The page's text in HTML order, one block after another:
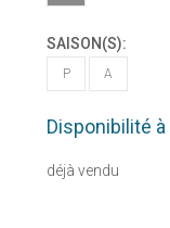
SAISON(S):
P A
Disponibilité
déjà vendu